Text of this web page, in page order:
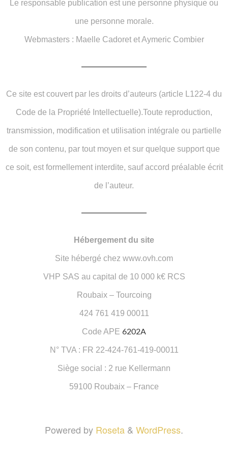
Le responsable publication est une personne physique ou
une personne morale.
Webmasters : Maelle Cadoret et Aymeric Combier
Ce site est couvert par les droits d’auteurs (article L122-4 du
Code de la Propriété Intellectuelle).Toute reproduction,
transmission, modification et utilisation intégrale ou partielle
de son contenu, par tout moyen et sur quelque support que
ce soit, est formellement interdite, sauf accord préalable écrit
de l’auteur.
Hébergement du site
Site hébergé chez www.ovh.com
VHP SAS au capital de 10 000 k€ RCS
Roubaix – Tourcoing
424 761 419 00011
Code APE 6202A
N° TVA : FR 22-424-761-419-00011
Siège social : 2 rue Kellermann
59100 Roubaix – France
Powered by Roseta & WordPress.